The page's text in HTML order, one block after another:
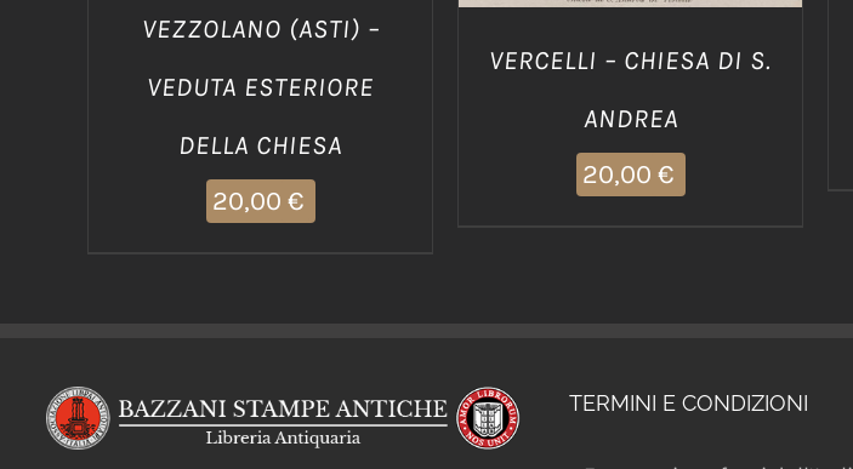
VEZZOLANO (ASTI) –
VEDUTA ESTERIORE
DELLA CHIESA
20,00 €
VERCELLI – CHIESA DI S.
ANDREA
20,00 €
TERMINI E CONDIZIONI